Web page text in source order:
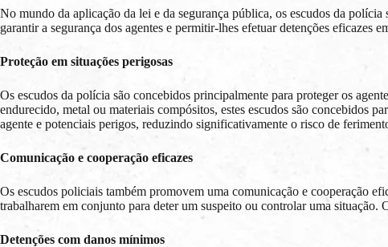
No mundo da aplicação da lei e da segurança pública, os escudos da
garantir a segurança dos agentes e permitir-lhes efetuar detenções eficazes
Proteção em situações perigosas
Os escudos da polícia são concebidos principalmente para proteger os
endurecido, metal ou materiais compósitos, estes escudos são concebidos
agente e potenciais perigos, reduzindo significativamente o risco de
Comunicação e cooperação eficazes
Os escudos policiais também promovem uma comunicação e cooperação
trabalharem em conjunto para deter um suspeito ou controlar uma
Detenções com danos mínimos